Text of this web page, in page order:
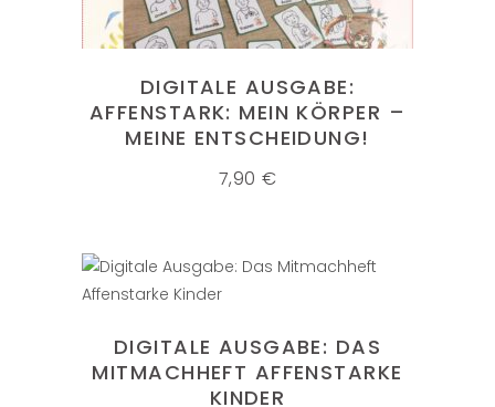
DIGITALE AUSGABE:
AFFENSTARK: MEIN KÖRPER –
MEINE ENTSCHEIDUNG!
7,90 €
DIGITALE AUSGABE: DAS
MITMACHHEFT AFFENSTARKE
KINDER